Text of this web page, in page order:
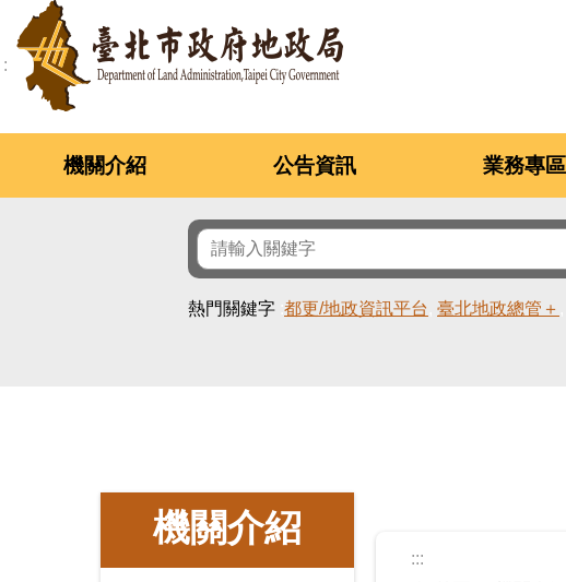
跳到主要內容區塊
機關介紹 公告資訊 業務專區
熱門關鍵字 都更/地政資訊平台 臺北地政總管＋
機關介紹
:::